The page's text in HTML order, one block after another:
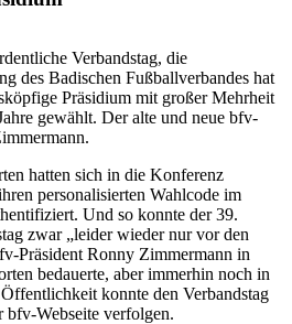
Verbandstag, die
des Badischen Fußballverbandes hat
Präsidium mit großer Mehrheit
gewählt. Der alte und neue bfv-
hatten sich in die Konferenz
personalisierten Wahlcode im
Und so konnte der 39.
zwar „leider wieder nur vor den
Präsident Ronny Zimmermann in
bedauerte, aber immerhin noch in
konnte den Verbandstag
bfv-Webseite verfolgen.